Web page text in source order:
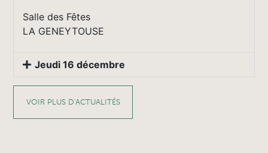
Salle des Fêtes
LA GENEYTOUSE
Jeudi 16 décembre
VOIR PLUS D'ACTUALITÉS